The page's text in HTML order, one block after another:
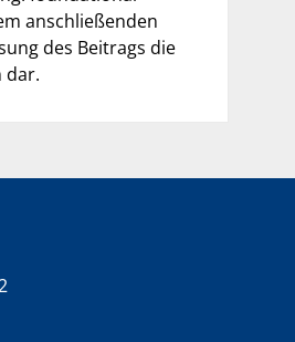
anschließenden
des Beitrags die
dar.